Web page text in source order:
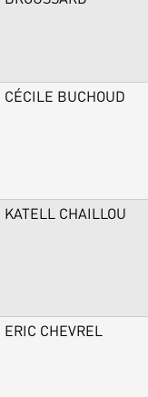
CÉCILE BUCHOUD
KATELL CHAILLOU
ERIC CHEVREL